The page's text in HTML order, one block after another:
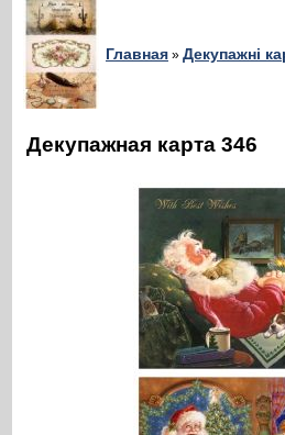
Главная » Декупажні
Декупажная карта 346